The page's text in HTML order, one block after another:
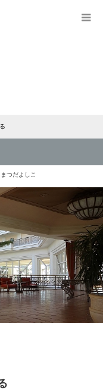
まつだよしこ